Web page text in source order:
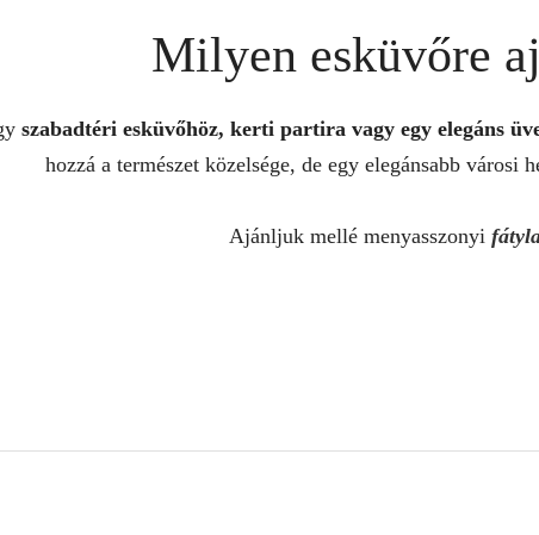
Milyen esküvőre
szabadtéri esküvőhöz, kerti partira vagy egy elegáns
hozzá a természet közelsége, de egy elegánsabb városi
Ajánljuk mellé menyasszonyi